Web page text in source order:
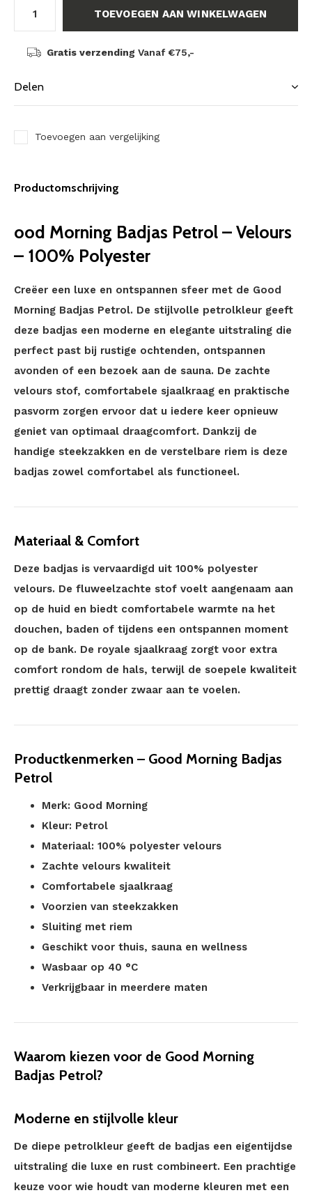
TOEVOEGEN AAN WINKELWAGEN
Gratis verzending Vanaf €75,-
Delen
Toevoegen aan vergelijking
Productomschrijving
ood Morning Badjas Petrol – Velours
– 100% Polyester
Creëer een luxe en ontspannen sfeer met de Good
Morning Badjas Petrol. De stijlvolle petrolkleur geeft
deze badjas een moderne en elegante uitstraling die
perfect past bij rustige ochtenden, ontspannen
avonden of een bezoek aan de sauna. De zachte
velours stof, comfortabele sjaalkraag en praktische
pasvorm zorgen ervoor dat u iedere keer opnieuw
geniet van optimaal draagcomfort. Dankzij de
handige steekzakken en de verstelbare riem is deze
badjas zowel comfortabel als functioneel.
Materiaal & Comfort
Deze badjas is vervaardigd uit 100% polyester
velours. De fluweelzachte stof voelt aangenaam aan
op de huid en biedt comfortabele warmte na het
douchen, baden of tijdens een ontspannen moment
op de bank. De royale sjaalkraag zorgt voor extra
comfort rondom de hals, terwijl de soepele kwaliteit
prettig draagt zonder zwaar aan te voelen.
Productkenmerken – Good Morning Badjas
Petrol
Merk: Good Morning
Kleur: Petrol
Materiaal: 100% polyester velours
Zachte velours kwaliteit
Comfortabele sjaalkraag
Voorzien van steekzakken
Sluiting met riem
Geschikt voor thuis, sauna en wellness
Wasbaar op 40 °C
Verkrijgbaar in meerdere maten
Waarom kiezen voor de Good Morning
Badjas Petrol?
Moderne en stijlvolle kleur
De diepe petrolkleur geeft de badjas een eigentijdse
uitstraling die luxe en rust combineert. Een prachtige
keuze voor wie houdt van moderne kleuren met een